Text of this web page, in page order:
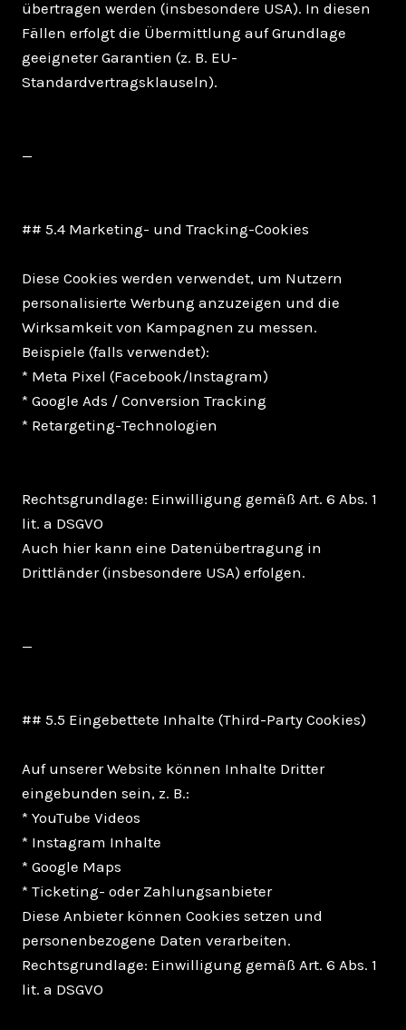
übertragen werden (insbesondere USA). In diesen
Fällen erfolgt die Übermittlung auf Grundlage
geeigneter Garantien (z. B. EU-
Standardvertragsklauseln).
—
## 5.4 Marketing- und Tracking-Cookies
Diese Cookies werden verwendet, um Nutzern
personalisierte Werbung anzuzeigen und die
Wirksamkeit von Kampagnen zu messen.
Beispiele (falls verwendet):
* Meta Pixel (Facebook/Instagram)
* Google Ads / Conversion Tracking
* Retargeting-Technologien
Rechtsgrundlage: Einwilligung gemäß Art. 6 Abs. 1
lit. a DSGVO
Auch hier kann eine Datenübertragung in
Drittländer (insbesondere USA) erfolgen.
—
## 5.5 Eingebettete Inhalte (Third-Party Cookies)
Auf unserer Website können Inhalte Dritter
eingebunden sein, z. B.:
* YouTube Videos
* Instagram Inhalte
* Google Maps
* Ticketing- oder Zahlungsanbieter
Diese Anbieter können Cookies setzen und
personenbezogene Daten verarbeiten.
Rechtsgrundlage: Einwilligung gemäß Art. 6 Abs. 1
lit. a DSGVO